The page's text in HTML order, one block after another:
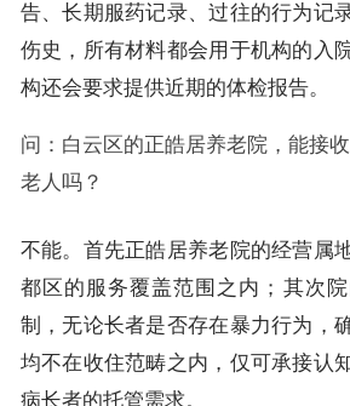
告、长期服药记录、过往的行为记
伤史，所有材料都会用于机构的入
构还会要求提供近期的体检报告。
问：白云区的正皓居养老院，能接
老人吗？
不能。首先正皓居养老院的经营属
都区的服务覆盖范围之内；其次
制，无论长者是否存在暴力行为，
均不在收住范畴之内，仅可承接认
病长者的托管需求。